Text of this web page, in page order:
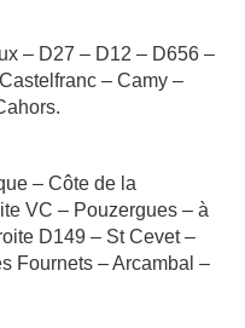
– D27 – D12 – D656 –
– Camy –
– Côte de la
VC – Pouzergues – à
D149 – St Cevet –
Fournets – Arcambal –